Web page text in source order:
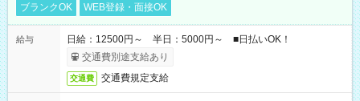
ブランクOK
WEB登録・面接OK
給与
日給：12500円～ 半日：5000円～ ■日払いOK！
交通費別途支給あり
交通費 交通費規定支給